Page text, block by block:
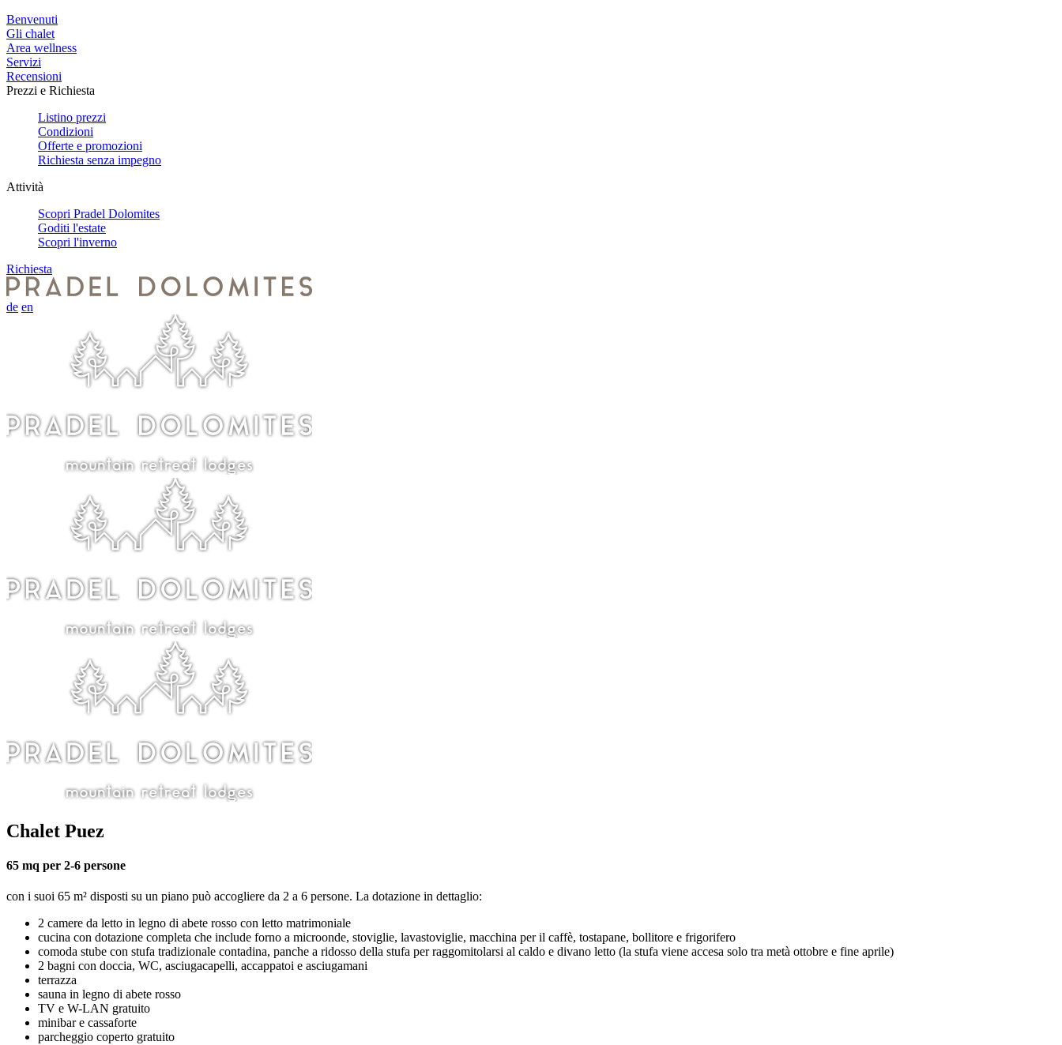
Benvenuti
Gli chalet
Area wellness
Servizi
Recensioni
Prezzi e Richiesta
Listino prezzi
Condizioni
Offerte e promozioni
Richiesta senza impegno
Attività
Scopri Pradel Dolomites
Goditi l'estate
Scopri l'inverno
Richiesta
de en
Chalet Puez
65 mq per 2-6 persone
con i suoi 65 m² disposti su un piano può accogliere da 2 a 6 persone. La dotazione in dettaglio:
2 camere da letto in legno di abete rosso con letto matrimoniale
cucina con dotazione completa che include forno a microonde, stoviglie, lavastoviglie, macchina per il caffè, tostapane, bollitore e frigorifero
comoda stube con stufa tradizionale contadina, panche a ridosso della stufa per raggomitolarsi al caldo e divano letto (la stufa viene accesa solo tra metà ottobre e fine aprile)
2 bagni con doccia, WC, asciugacapelli, accappatoi e asciugamani
terrazza
sauna in legno di abete rosso
TV e W-LAN gratuito
minibar e cassaforte
parcheggio coperto gratuito